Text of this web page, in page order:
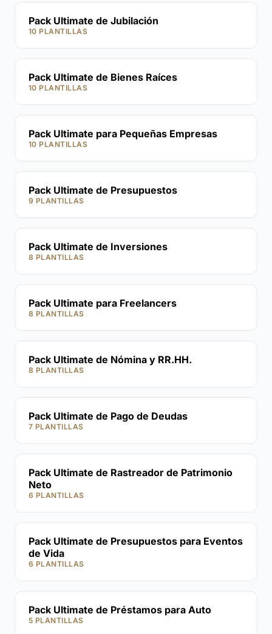
Pack Ultimate de Jubilación
10 PLANTILLAS
Pack Ultimate de Bienes Raíces
10 PLANTILLAS
Pack Ultimate para Pequeñas Empresas
10 PLANTILLAS
Pack Ultimate de Presupuestos
9 PLANTILLAS
Pack Ultimate de Inversiones
8 PLANTILLAS
Pack Ultimate para Freelancers
8 PLANTILLAS
Pack Ultimate de Nómina y RR.HH.
8 PLANTILLAS
Pack Ultimate de Pago de Deudas
7 PLANTILLAS
Pack Ultimate de Rastreador de Patrimonio
Neto
6 PLANTILLAS
Pack Ultimate de Presupuestos para Eventos
de Vida
6 PLANTILLAS
Pack Ultimate de Préstamos para Auto
5 PLANTILLAS